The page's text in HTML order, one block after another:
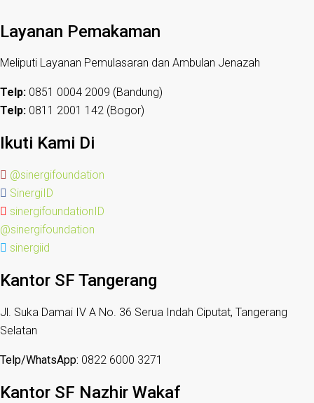
Layanan Pemakaman
Meliputi Layanan Pemulasaran dan Ambulan Jenazah
Telp: 0851 0004 2009 (Bandung)
Telp: 0811 2001 142 (Bogor)
Ikuti Kami Di
@sinergifoundation
SinergiID
sinergifoundationID
@sinergifoundation
sinergiid
Kantor SF Tangerang
Jl. Suka Damai IV A No. 36 Serua Indah Ciputat, Tangerang
Selatan
Telp/WhatsApp: 0822 6000 3271
Kantor SF Nazhir Wakaf